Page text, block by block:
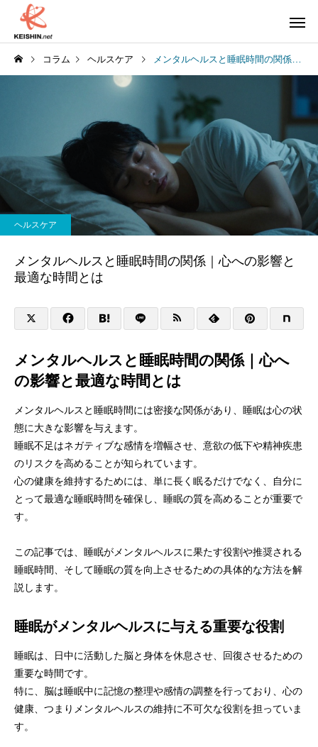
コラム ヘルスケア メンタルヘルスと睡眠時間の関係｜心への影響と最適な時間とは
ヘルスケア
メンタルヘルスと睡眠時間の関係｜心への影響と
最適な時間とは
メンタルヘルスと睡眠時間の関係｜心へ
の影響と最適な時間とは
メンタルヘルスと睡眠時間には密接な関係があり、睡眠は心の状
態に大きな影響を与えます。
睡眠不足はネガティブな感情を増幅させ、意欲の低下や精神疾患
のリスクを高めることが知られています。
心の健康を維持するためには、単に長く眠るだけでなく、自分に
とって最適な睡眠時間を確保し、睡眠の質を高めることが重要で
す。
この記事では、睡眠がメンタルヘルスに果たす役割や推奨される
睡眠時間、そして睡眠の質を向上させるための具体的な方法を解
説します。
睡眠がメンタルヘルスに与える重要な役割
睡眠は、日中に活動した脳と身体を休息させ、回復させるための
重要な時間です。
特に、脳は睡眠中に記憶の整理や感情の調整を行っており、心の
健康、つまりメンタルヘルスの維持に不可欠な役割を担っていま
す。